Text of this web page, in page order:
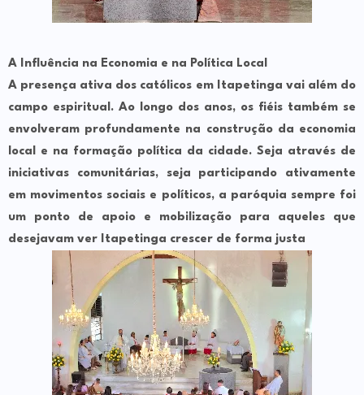
A Influência na Economia e na Política Local
A presença ativa dos católicos em Itapetinga vai além do
campo espiritual. Ao longo dos anos, os fiéis também se
envolveram profundamente na construção da economia
local e na formação política da cidade. Seja através de
iniciativas comunitárias, seja participando ativamente
em movimentos sociais e políticos, a paróquia sempre foi
um ponto de apoio e mobilização para aqueles que
desejavam ver Itapetinga crescer de forma justa